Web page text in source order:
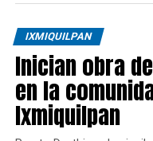
IXMIQUILPAN
Inician obra
en la
Ixmiquilpan